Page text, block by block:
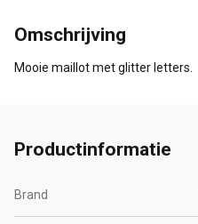
Omschrijving
Mooie maillot met glitter letters.
Productinformatie
Brand